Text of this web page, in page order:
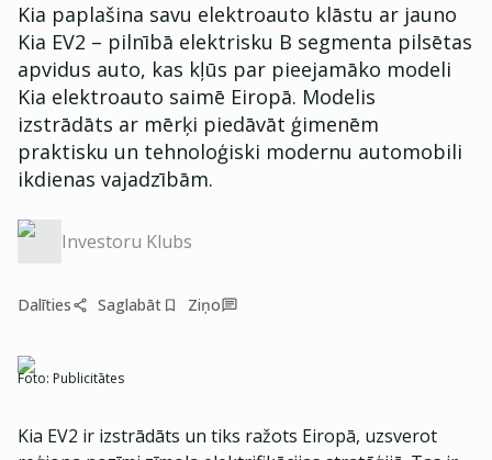
Kia paplašina savu elektroauto klāstu ar jauno
Kia EV2 – pilnībā elektrisku B segmenta pilsētas
apvidus auto, kas kļūs par pieejamāko modeli
Kia elektroauto saimē Eiropā. Modelis
izstrādāts ar mērķi piedāvāt ģimenēm
praktisku un tehnoloģiski modernu automobili
ikdienas vajadzībām.
Investoru Klubs
Dalīties Saglabāt Ziņo
Foto: Publicitātes
Kia EV2 ir izstrādāts un tiks ražots Eiropā, uzsverot